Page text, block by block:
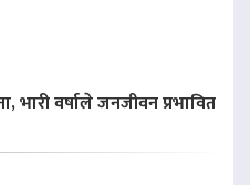
वर्षाले जनजीवन प्रभावित